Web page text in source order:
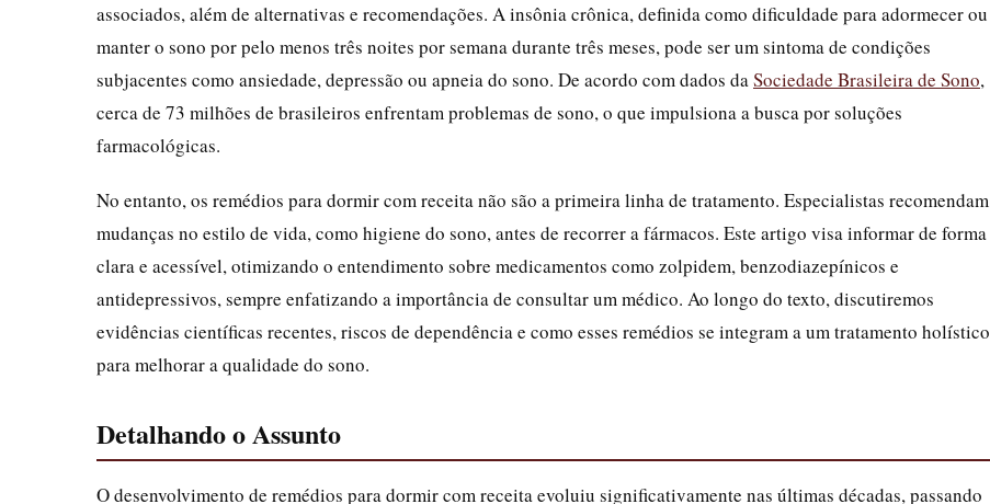
associados, além de alternativas e recomendações. A insônia crônica, definida como dificuldade para adormecer ou
manter o sono por pelo menos três noites por semana durante três meses, pode ser um sintoma de condições
subjacentes como ansiedade, depressão ou apneia do sono. De acordo com dados daSociedade Brasileira de Sono,
cerca de 73 milhões de brasileiros enfrentam problemas de sono, o que impulsiona a busca por soluções
farmacológicas.
No entanto, os remédios para dormir com receita não são a primeira linha de tratamento. Especialistas recomendam
mudanças no estilo de vida, como higiene do sono, antes de recorrer a fármacos. Este artigo visa informar de forma
clara e acessível, otimizando o entendimento sobre medicamentos como zolpidem, benzodiazepínicos e
antidepressivos, sempre enfatizando a importância de consultar um médico. Ao longo do texto, discutiremos
evidências científicas recentes, riscos de dependência e como esses remédios se integram a um tratamento holístico
para melhorar a qualidade do sono.
Detalhando o Assunto
O desenvolvimento de remédios para dormir com receita evoluiu significativamente nas últimas décadas, passando